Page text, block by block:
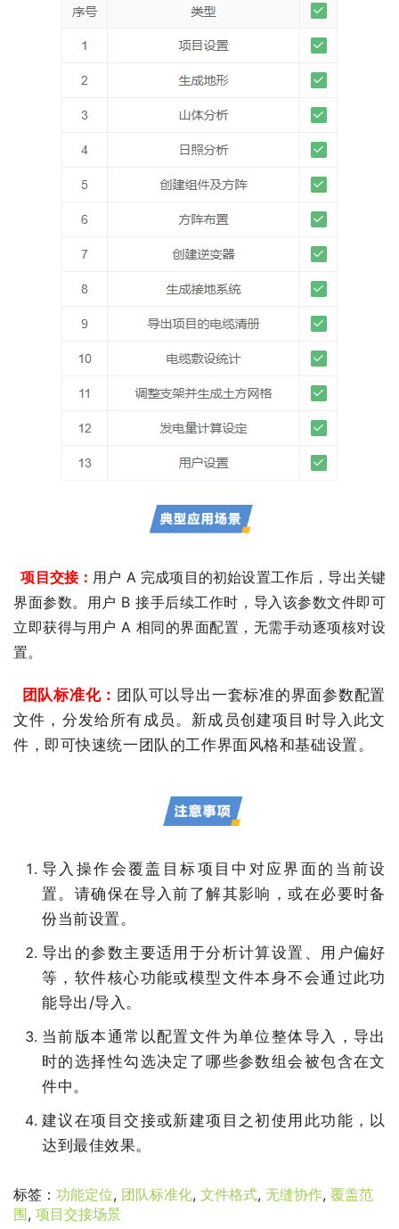
项目交接： 用户 A 完成项目的初始设置工作后，导出关键
界面参数。用户 B 接手后续工作时，导入该参数文件即可
立即获得与用户 A 相同的界面配置，无需手动逐项核对设
置。
团队标准化： 团队可以导出一套标准的界面参数配置
文件，分发给所有成员。新成员创建项目时导入此文
件，即可快速统一团队的工作界面风格和基础设置。
导入操作会覆盖目标项目中对应界面的当前设
置。请确保在导入前了解其影响，或在必要时备
份当前设置。
导出的参数主要适用于分析计算设置、用户偏好
等，软件核心功能或模型文件本身不会通过此功
能导出 /导入。
当前版本通常以配置文件为单位整体导入，导出
时的选择性勾选决定了哪些参数组会被包含在文
件中。
建议在项目交接或新建项目之初使用此功能，以
达到最佳效果。
标签： 功能定位, 团队标准化, 文件格式, 无缝协作, 覆盖范
围, 项目交接场景